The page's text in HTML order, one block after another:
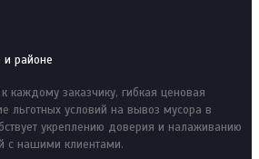
и районе
заказчику, гибкая ценовая
льготных условий на вывоз мусора в
укреплению доверия и налаживанию
с нашими клиентами.